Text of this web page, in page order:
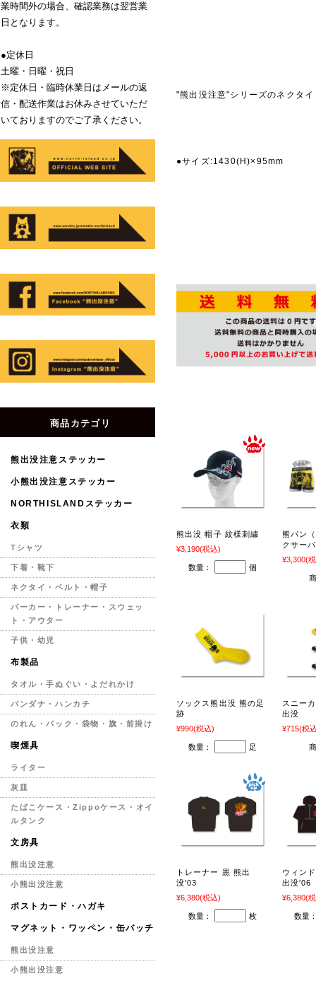
"熊出没注意"シリーズのネクタ
●サイズ:1430(H)×95mm
熊出没 帽子 紋様刺繍
¥3,190(税込)
数量： 個
熊パン
クサー
¥3,300(
ソックス熊出没 熊の足
跡
¥990(税込)
数量： 足
スニー
出没
¥715(税
トレーナー 黒 熊出
没'03
¥6,380(税込)
数量： 枚
ウィン
出没'06
¥6,380(
数量
業時間外の場合、確認業務は翌営業
日となります。
●定休日
土曜・日曜・祝日
※定休日・臨時休業日はメールの返
信・配送作業はお休みさせていただ
いておりますのでご了承ください。
商品カテゴリ
熊出没注意ステッカー
小熊出没注意ステッカー
NORTHISLANDステッカー
衣類
Tシャツ
下着・靴下
ネクタイ・ベルト・帽子
パーカー・トレーナー・スウェッ
ト・アウター
子供・幼児
布製品
タオル・手ぬぐい・よだれかけ
バンダナ・ハンカチ
のれん・バック・袋物・旗・前掛け
喫煙具
ライター
灰皿
たばこケース・Zippoケース・オイ
ルタンク
文房具
熊出没注意
小熊出没注意
ポストカード・ハガキ
マグネット・ワッペン・缶バッチ
熊出没注意
小熊出没注意